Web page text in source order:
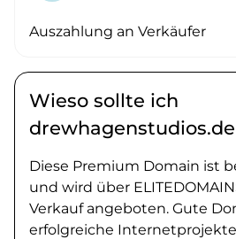
Auszahlung an Verkäufer
Wieso sollte ich
Diese Premium Domain ist
und wird über
Verkauf angeboten. Gute
erfolgreiche